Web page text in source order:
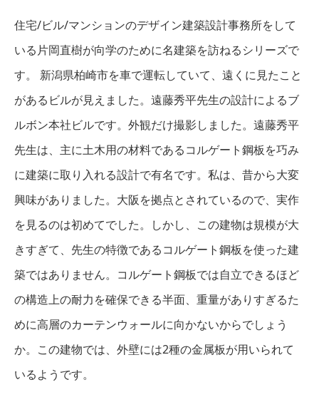
住宅/ビル/マンションのデザイン建築設計事務所をして
いる片岡直樹が向学のために名建築を訪ねるシリーズで
す。 新潟県柏崎市を車で運転していて、遠くに見たこと
があるビルが見えました。遠藤秀平先生の設計によるブ
ルボン本社ビルです。外観だけ撮影しました。遠藤秀平
先生は、主に土木用の材料であるコルゲート鋼板を巧み
に建築に取り入れる設計で有名です。私は、昔から大変
興味がありました。大阪を拠点とされているので、実作
を見るのは初めてでした。しかし、この建物は規模が大
きすぎて、先生の特徴であるコルゲート鋼板を使った建
築ではありません。コルゲート鋼板では自立できるほど
の構造上の耐力を確保できる半面、重量がありすぎるた
めに高層のカーテンウォールに向かないからでしょう
か。この建物では、外壁には2種の金属板が用いられて
いるようです。